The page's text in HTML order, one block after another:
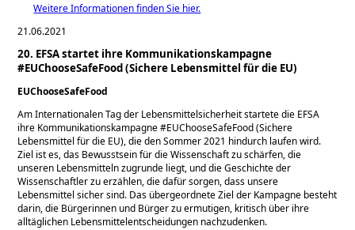
Weitere Informationen finden Sie hier.
21.06.2021
20. EFSA startet ihre Kommunikationskampagne
#EUChooseSafeFood (Sichere Lebensmittel für die EU)
EUChooseSafeFood
Am Internationalen Tag der Lebensmittelsicherheit startete die EFSA
ihre Kommunikationskampagne #EUChooseSafeFood (Sichere
Lebensmittel für die EU), die den Sommer 2021 hindurch laufen wird.
Ziel ist es, das Bewusstsein für die Wissenschaft zu schärfen, die
unseren Lebensmitteln zugrunde liegt, und die Geschichte der
Wissenschaftler zu erzählen, die dafür sorgen, dass unsere
Lebensmittel sicher sind. Das übergeordnete Ziel der Kampagne besteht
darin, die Bürgerinnen und Bürger zu ermutigen, kritisch über ihre
alltäglichen Lebensmittelentscheidungen nachzudenken.